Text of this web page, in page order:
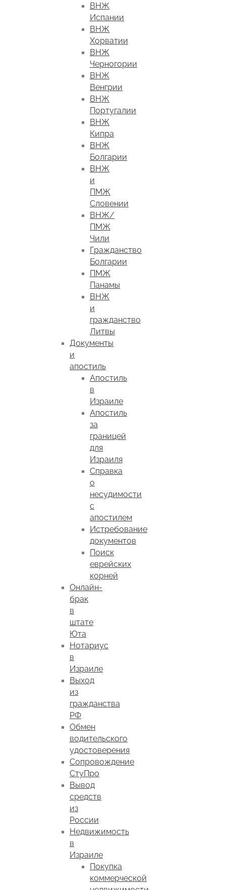
ВНЖ
Испании
ВНЖ
Хорватии
ВНЖ
Черногории
ВНЖ
Венгрии
ВНЖ
Португалии
ВНЖ
Кипра
ВНЖ
Болгарии
ВНЖ
и
ПМЖ
Словении
ВНЖ/
ПМЖ
Чили
Гражданство
Болгарии
ПМЖ
Панамы
ВНЖ
и
гражданство
Литвы
Документы
и
апостиль
Апостиль
в
Израиле
Апостиль
за
границей
для
Израиля
Справка
о
несудимости
с
апостилем
Истребование
документов
Поиск
еврейских
корней
Онлайн-
брак
в
штате
Юта
Нотариус
в
Израиле
Выход
из
гражданства
РФ
Обмен
водительского
удостоверения
Сопровождение
СтуПро
Вывод
средств
из
России
Недвижимость
в
Израиле
Покупка
коммерческой